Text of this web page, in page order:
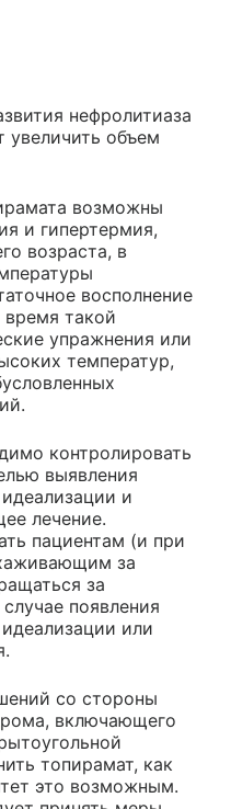
нефролитиаза
увеличить объем
возможны
и гипертермия,
возраста, в
восполнение
такой
упражнения или
температур,
контролировать
выявления
и
лечение.
пациентам (и при
за
за
появления
или
со стороны
включающего
топирамат, как
это возможным.